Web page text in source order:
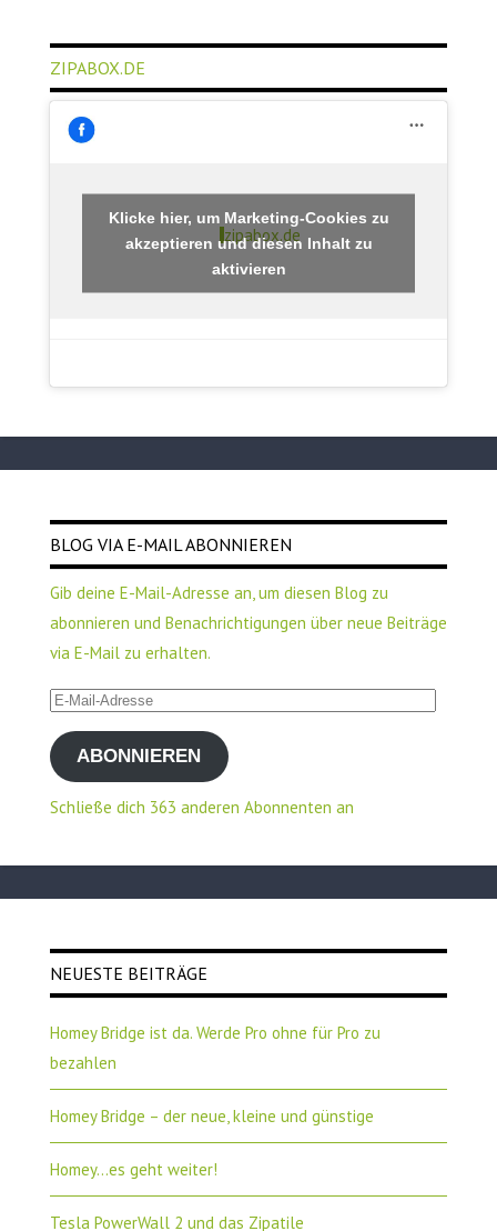
ZIPABOX.DE
zipabox.de
Klicke hier, um Marketing-Cookies zu
akzeptieren und diesen Inhalt zu
aktivieren
BLOG VIA E-MAIL ABONNIEREN
Gib deine E-Mail-Adresse an, um diesen Blog zu
abonnieren und Benachrichtigungen über neue Beiträge
via E-Mail zu erhalten.
E-
Mail-
AdresseABONNIEREN
Schließe dich 363 anderen Abonnenten an
NEUESTE BEITRÄGE
Homey Bridge ist da. Werde Pro ohne für Pro zu
bezahlen
Homey Bridge – der neue, kleine und günstige
Homey…es geht weiter!
Tesla PowerWall 2 und das Zipatile